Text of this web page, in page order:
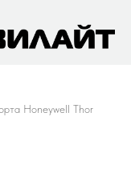
Honeywell Thor